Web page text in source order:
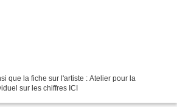
que la fiche sur l'artiste : Atelier pour la
sur les chiffres ICI